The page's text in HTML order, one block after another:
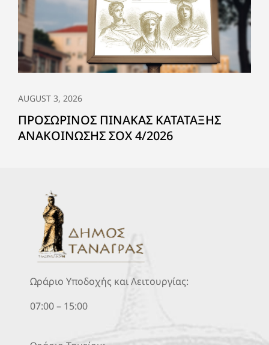
AUGUST 3, 2026
ΠΡΟΣΩΡΙΝΟΣ ΠΙΝΑΚΑΣ ΚΑΤΑΤΑΞΗΣ
ΑΝΑΚΟΙΝΩΣΗΣ ΣΟΧ 4/2026
Ωράριο Υποδοχής και Λειτουργίας:
07:00 – 15:00